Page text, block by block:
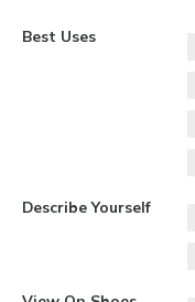
Best Uses
Describe Yourself